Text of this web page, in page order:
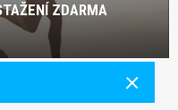
ZDARMA